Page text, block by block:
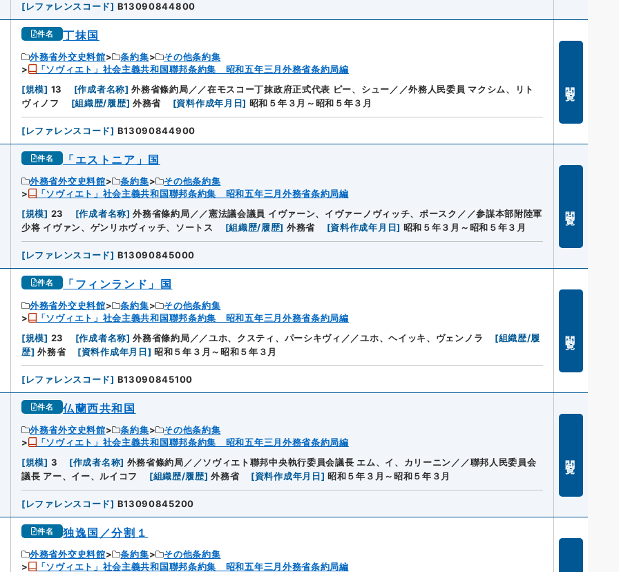
[レファレンスコード] B13090844800
件名 丁抹国
外務省外交史料館 条約集
その他条約集
「ソヴィエト」社会主義共和国聯邦条約集 昭和五年三月外務省条約局編
[規模] 13 [作成者名称] 外務省條約局／／在モスコー丁抹政府正式代表 ピー、シュー／／外務人民委員 マクシム、リト
ヴィノフ
[組織歴/履歴] 外務省 [資料作成年月日] 昭和５年３月～昭和５年３月
[レファレンスコード] B13090844900
件名 「エストニア」国
外務省外交史料館 条約集
その他条約集
「ソヴィエト」社会主義共和国聯邦条約集 昭和五年三月外務省条約局編
[規模] 23 [作成者名称] 外務省條約局／／憲法議会議員 イヴァーン、イヴァーノヴィッチ、ポースク／／参謀本部附陸軍
少将 イヴァン、ゲンリホヴィッチ、ソートス
[組織歴/履歴] 外務省 [資料作成年月日] 昭和５年３月～昭和５年３月
[レファレンスコード] B13090845000
件名 「フィンランド」国
外務省外交史料館 条約集
その他条約集
「ソヴィエト」社会主義共和国聯邦条約集 昭和五年三月外務省条約局編
[規模] 23 [作成者名称] 外務省條約局／／ユホ、クスティ、パーシキヴィ／／ユホ、ヘイッキ、ヴェンノラ [組織歴/履
歴] 外務省 [資料作成年月日] 昭和５年３月～昭和５年３月
[レファレンスコード] B13090845100
件名 仏蘭西共和国
外務省外交史料館 条約集
その他条約集
「ソヴィエト」社会主義共和国聯邦条約集 昭和五年三月外務省条約局編
[規模] 3 [作成者名称] 外務省條約局／／ソヴィエト聯邦中央執行委員会議長 エム、イ、カリーニン／／聯邦人民委員会
議長 アー、イー、ルイコフ
[組織歴/履歴] 外務省 [資料作成年月日] 昭和５年３月～昭和５年３月
[レファレンスコード] B13090845200
件名 独逸国／分割１
外務省外交史料館 条約集
その他条約集
「ソヴィエト」社会主義共和国聯邦条約集 昭和五年三月外務省条約局編